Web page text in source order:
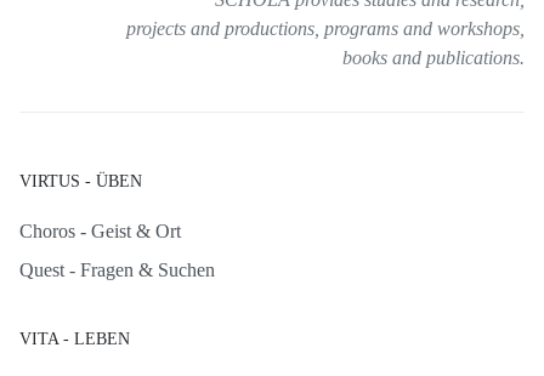
projects and productions, programs and workshops,
books and publications.
VIRTUS - ÜBEN
Choros - Geist & Ort
Quest - Fragen & Suchen
VITA - LEBEN